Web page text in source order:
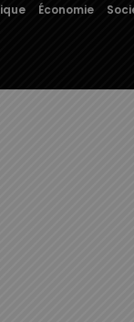
Économie